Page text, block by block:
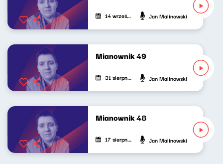
14 września 2024 Jan Malinowski
Mianownik 49
31 sierpnia 2024 Jan Malinowski
Mianownik 48
17 sierpnia 2024 Jan Malinowski